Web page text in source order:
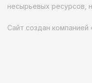
несырьевых ресурсов,
Сайт создан компанией